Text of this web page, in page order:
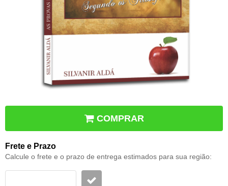
COMPRAR
Frete e Prazo
Calcule o frete e o prazo de entrega estimados para sua região: